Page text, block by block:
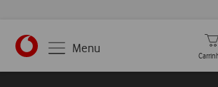
https://www.vodafone.pt
Menu